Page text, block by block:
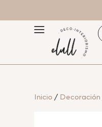
Inicio /Decoración